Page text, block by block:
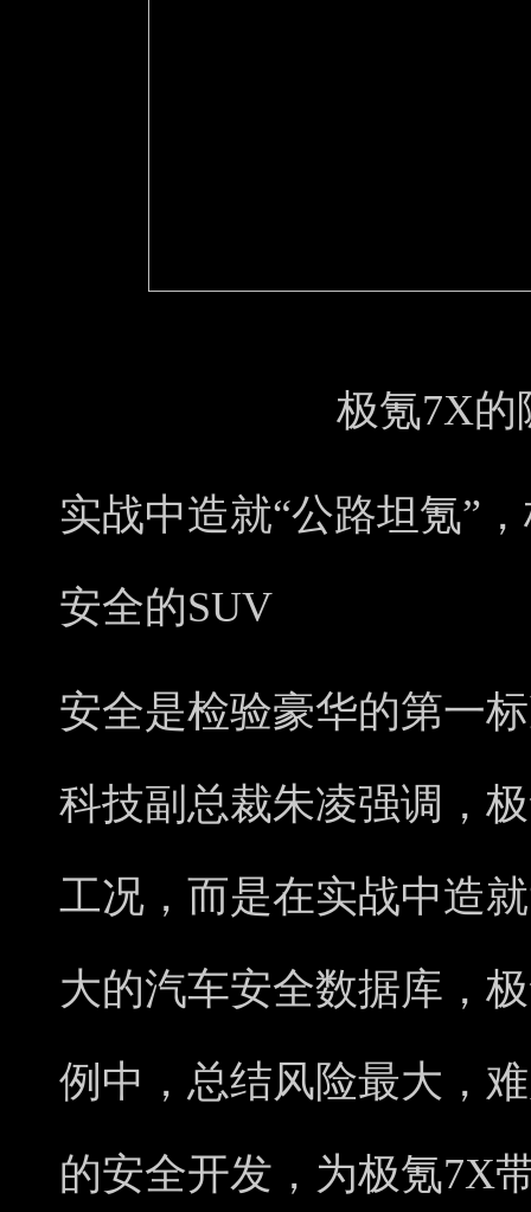
极氪7X的
实战中造就“公路坦氪”
安全的SUV
安全是检验豪华的第一
科技副总裁朱凌强调，
工况，而是在实战中造
大的汽车安全数据库，
例中，总结风险最大，
的安全开发，为极氪7X